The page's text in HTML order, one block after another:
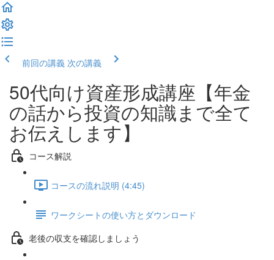
前回の講義 次の講義
50代向け資産形成講座【年金
の話から投資の知識まで全て
お伝えします】
コース解説
コースの流れ説明 (4:45)
ワークシートの使い方とダウンロード
老後の収支を確認しましょう